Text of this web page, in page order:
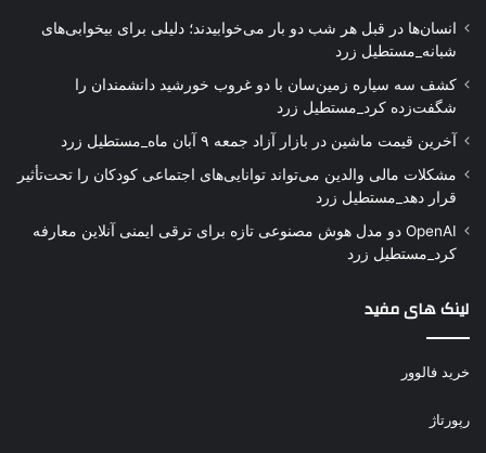
انسان‌ها در قبل هر شب دو بار می‌خوابیدند؛ دلیلی برای بیخوابی‌های
شبانه_مستطیل زرد
کشف سه سیاره زمین‌سان با دو غروب خورشید دانشمندان را
شگفت‌زده کرد_مستطیل زرد
آخرین قیمت ماشین در بازار آزاد جمعه ۹ آبان ماه_مستطیل زرد
مشکلات مالی والدین می‌تواند توانایی‌های اجتماعی کودکان را تحت‌تأثیر
قرار دهد_مستطیل زرد
OpenAI دو مدل هوش مصنوعی تازه برای ترقی ایمنی آنلاین معارفه
کرد_مستطیل زرد
لینک های مفید
خرید فالوور
رپورتاژ